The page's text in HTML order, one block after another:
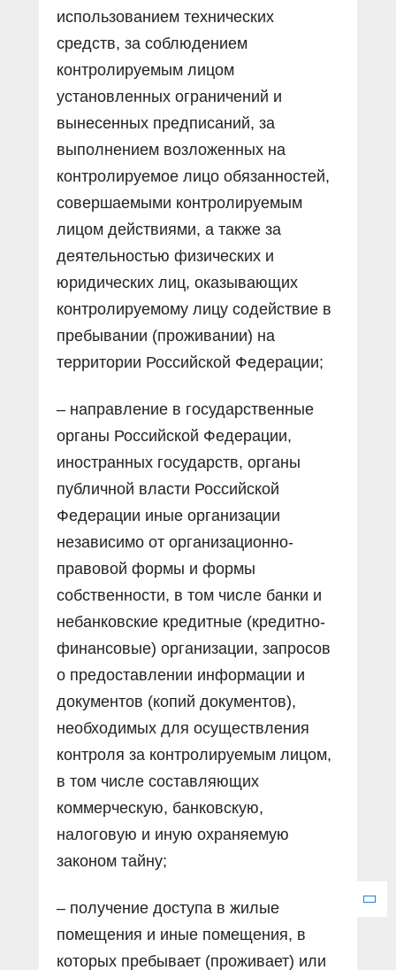
использованием технических
средств, за соблюдением
контролируемым лицом
установленных ограничений и
вынесенных предписаний, за
выполнением возложенных на
контролируемое лицо обязанностей,
совершаемыми контролируемым
лицом действиями, а также за
деятельностью физических и
юридических лиц, оказывающих
контролируемому лицу содействие в
пребывании (проживании) на
территории Российской Федерации;
– направление в государственные
органы Российской Федерации,
иностранных государств, органы
публичной власти Российской
Федерации иные организации
независимо от организационно-
правовой формы и формы
собственности, в том числе банки и
небанковские кредитные (кредитно-
финансовые) организации, запросов
о предоставлении информации и
документов (копий документов),
необходимых для осуществления
контроля за контролируемым лицом,
в том числе составляющих
коммерческую, банковскую,
налоговую и иную охраняемую
законом тайну;
– получение доступа в жилые
помещения и иные помещения, в
которых пребывает (проживает) или